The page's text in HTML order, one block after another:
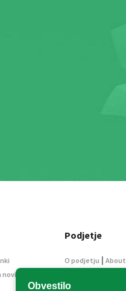
Obvestilo
Podjetje
O podjetju | About
Informacije javnega